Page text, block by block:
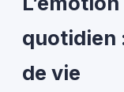
quotidien
de vie